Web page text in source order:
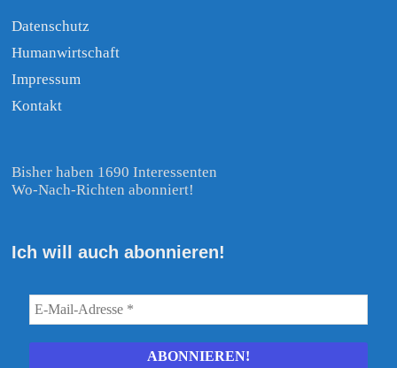
Datenschutz
Humanwirtschaft
Impressum
Kontakt
Bisher haben 1690 Interessenten
Wo-Nach-Richten abonniert!
Ich will auch abonnieren!